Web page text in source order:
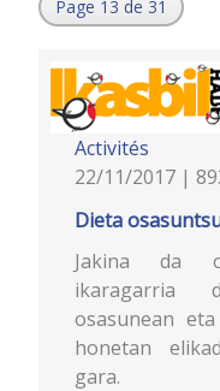
Page 13 de 31
Activités
22/11/2017 |
Dieta
Jakina da
ikaragarria
osasunean
honetan
gara.